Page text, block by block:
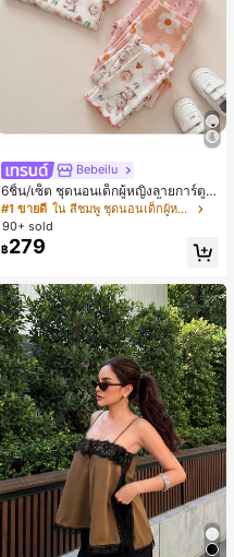
Bebeilu
6ชิ้น/เซ็ต ชุดนอนเด็กผู้หญิงลายการ์ตูน
หมีและดอกไม้ คอกลม แขนสั้น กางเกง
ขาสั้น ขอบระบาย สวมใส่สบาย
#1 ขายดี
ใน สีชมพู ชุดนอนเด็กผู้หญิง
90+ sold
฿279